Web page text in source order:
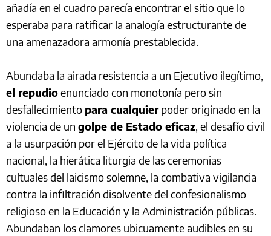
añadía en el cuadro parecía encontrar el sitio que lo
esperaba para ratificar la analogía estructurante de
una amenazadora armonía prestablecida.
Abundaba la airada resistencia a un Ejecutivo ilegítimo,
el repudioenunciado con monotonía pero sin
desfallecimiento para cualquierpoder originado en la
violencia de un golpe de Estado eficaz, el desafío civil
a la usurpación por el Ejército de la vida política
nacional, la hierática liturgia de las ceremonias
cultuales del laicismo solemne, la combativa vigilancia
contra la infiltración disolvente del confesionalismo
religioso en la Educación y la Administración públicas.
Abundaban los clamores ubicuamente audibles en su